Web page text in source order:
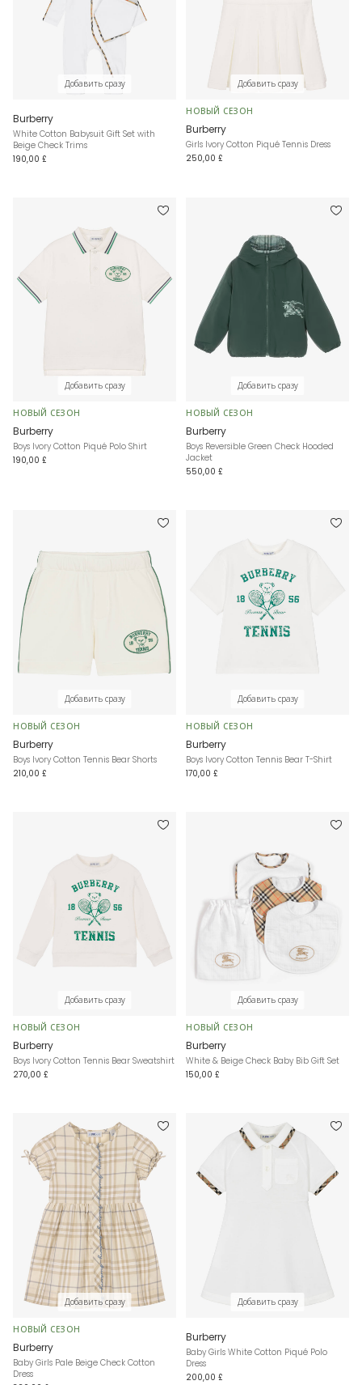
Добавить сразу
Burberry
White Cotton Babysuit Gift Set with
Beige Check Trims
190,00 £
Добавить сразу
НОВЫЙ СЕЗОН
Burberry
Girls Ivory Cotton Piqué Tennis Dress
250,00 £
Добавить сразу
НОВЫЙ СЕЗОН
Burberry
Boys Ivory Cotton Piqué Polo Shirt
190,00 £
Добавить сразу
НОВЫЙ СЕЗОН
Burberry
Boys Reversible Green Check Hooded
Jacket
550,00 £
Добавить сразу
НОВЫЙ СЕЗОН
Burberry
Boys Ivory Cotton Tennis Bear Shorts
210,00 £
Добавить сразу
НОВЫЙ СЕЗОН
Burberry
Boys Ivory Cotton Tennis Bear T-Shirt
170,00 £
Добавить сразу
НОВЫЙ СЕЗОН
Burberry
Boys Ivory Cotton Tennis Bear Sweatshirt
270,00 £
Добавить сразу
НОВЫЙ СЕЗОН
Burberry
White & Beige Check Baby Bib Gift Set
150,00 £
Добавить сразу
НОВЫЙ СЕЗОН
Burberry
Baby Girls Pale Beige Check Cotton
Dress
Добавить сразу
Burberry
Baby Girls White Cotton Piqué Polo
Dress
200,00 £